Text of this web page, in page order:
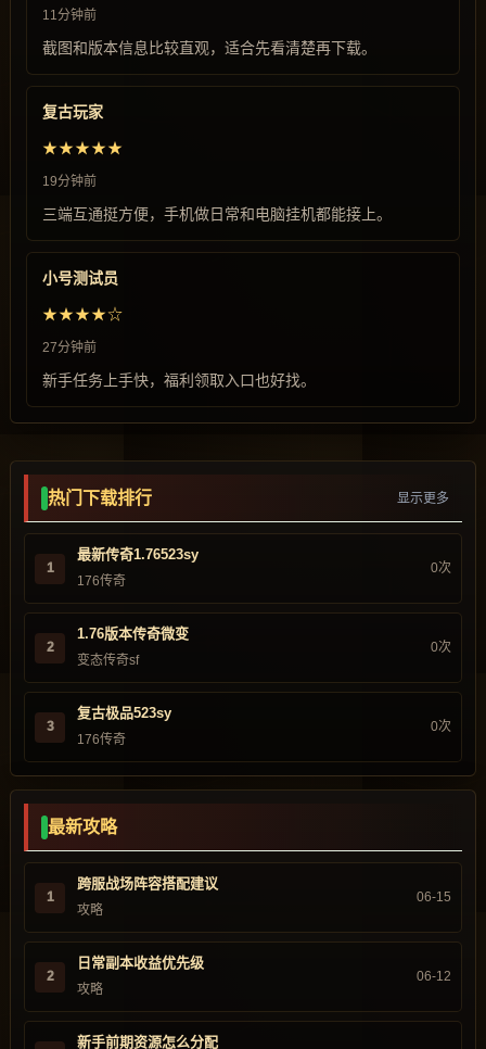
11分钟前
截图和版本信息比较直观，适合先看清楚再下载。
复古玩家
★★★★★
19分钟前
三端互通挺方便，手机做日常和电脑挂机都能接上。
小号测试员
★★★★☆
27分钟前
新手任务上手快，福利领取入口也好找。
热门下载排行 显示更多
1
最新传奇1.76523sy
176传奇
0次
2
1.76版本传奇微变
变态传奇sf
0次
3
复古极品523sy
176传奇
0次
最新攻略
1
跨服战场阵容搭配建议
攻略
06-15
2
日常副本收益优先级
攻略
06-12
新手前期资源怎么分配